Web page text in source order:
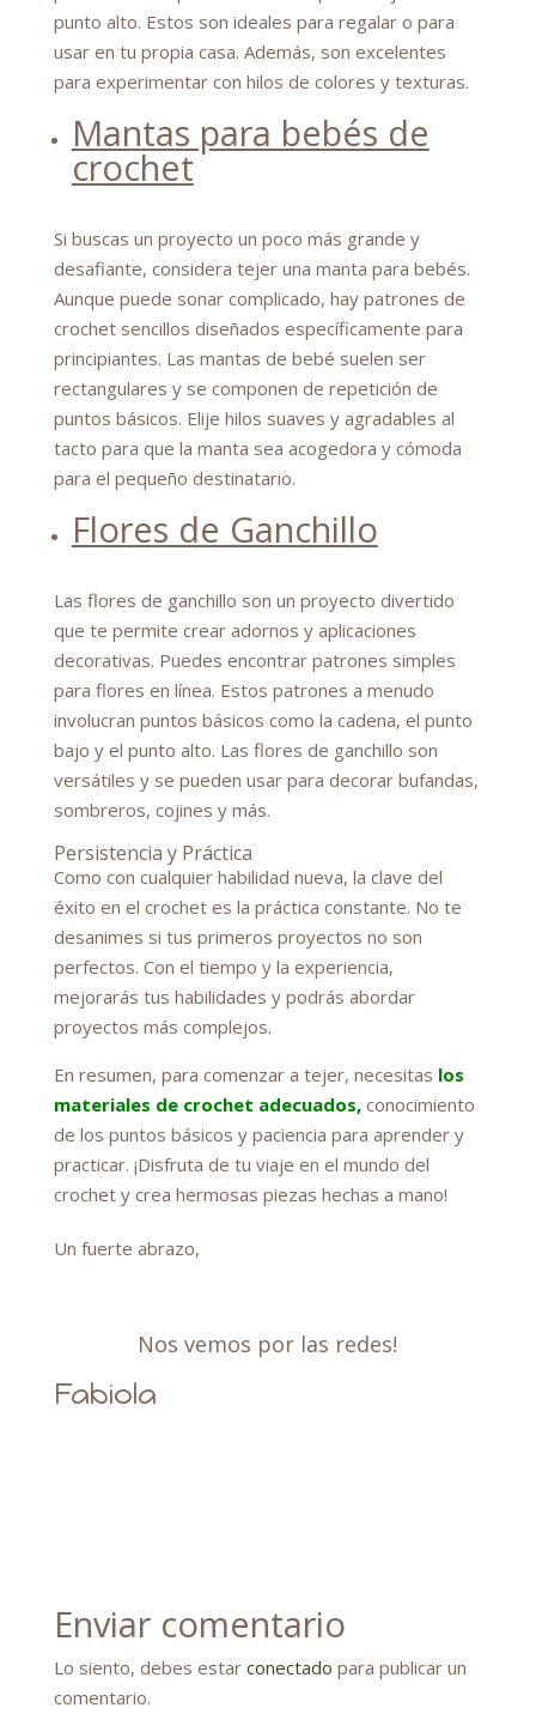
punto alto. Estos son ideales para regalar o para
usar en tu propia casa. Además, son excelentes
para experimentar con hilos de colores y texturas.
Mantas para bebés de
crochet
Si buscas un proyecto un poco más grande y
desafiante, considera tejer una manta para bebés.
Aunque puede sonar complicado, hay patrones de
crochet sencillos diseñados específicamente para
principiantes. Las mantas de bebé suelen ser
rectangulares y se componen de repetición de
puntos básicos. Elije hilos suaves y agradables al
tacto para que la manta sea acogedora y cómoda
para el pequeño destinatario.
Flores de Ganchillo
Las flores de ganchillo son un proyecto divertido
que te permite crear adornos y aplicaciones
decorativas. Puedes encontrar patrones simples
para flores en línea. Estos patrones a menudo
involucran puntos básicos como la cadena, el punto
bajo y el punto alto. Las flores de ganchillo son
versátiles y se pueden usar para decorar bufandas,
sombreros, cojines y más.
Persistencia y Práctica
Como con cualquier habilidad nueva, la clave del
éxito en el crochet es la práctica constante. No te
desanimes si tus primeros proyectos no son
perfectos. Con el tiempo y la experiencia,
mejorarás tus habilidades y podrás abordar
proyectos más complejos.
En resumen, para comenzar a tejer, necesitas los
materiales de crochet adecuados,conocimiento
de los puntos básicos y paciencia para aprender y
practicar. ¡Disfruta de tu viaje en el mundo del
crochet y crea hermosas piezas hechas a mano!
Un fuerte abrazo,
Nos vemos por las redes!
Fabiola
Enviar comentario
Lo siento, debes estar conectado para publicar un
comentario.